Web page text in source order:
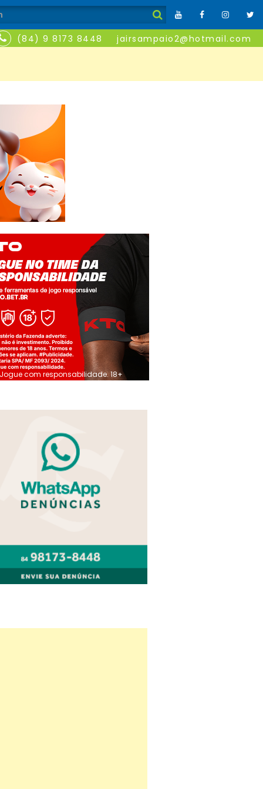
(84) 9 8173 8448 jairsampaio2@hotmail.com
Jogue com responsabilidade. 18+